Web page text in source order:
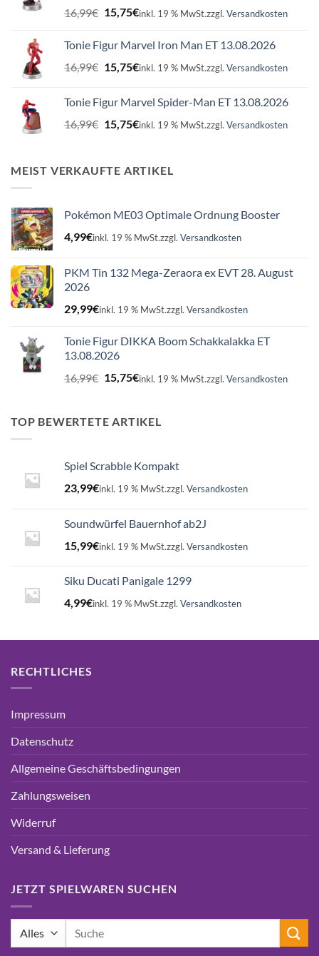
16,99€ Ursprünglicher
16,99€
15,75€Aktueller
15,75€.
inkl. 19 % MwSt.zzgl. Versandkosten
Tonie Figur Marvel Iron Man ET 13.08.2026
16,99€ Ursprünglicher
Preis
16,99€
15,75€Aktueller
15,75€.
inkl. 19 % MwSt.zzgl. Versandkosten
Tonie Figur Marvel Spider-Man ET 13.08.2026
16,99€ Ursprünglicher
Preis
16,99€
15,75€Aktueller
15,75€.
inkl. 19 % MwSt.zzgl. Versandkosten
MEIST VERKAUFTE ARTIKEL
Pokémon ME03 Optimale Ordnung Booster
4,99€inkl. 19 % MwSt.zzgl. Versandkosten
PKM Tin 132 Mega-Zeraora ex EVT 28. August
2026
29,99€inkl. 19 % MwSt.zzgl. Versandkosten
Tonie Figur DIKKA Boom Schakkalakka ET
13.08.2026
16,99€ Ursprünglicher
16,99€
15,75€Aktueller
15,75€.
inkl. 19 % MwSt.zzgl. Versandkosten
TOP BEWERTETE ARTIKEL
Spiel Scrabble Kompakt
23,99€inkl. 19 % MwSt.zzgl. Versandkosten
Soundwürfel Bauernhof ab2J
15,99€inkl. 19 % MwSt.zzgl. Versandkosten
Siku Ducati Panigale 1299
4,99€inkl. 19 % MwSt.zzgl. Versandkosten
RECHTLICHES
Impressum
Datenschutz
Allgemeine Geschäftsbedingungen
Zahlungsweisen
Widerruf
Versand & Lieferung
JETZT SPIELWAREN SUCHEN